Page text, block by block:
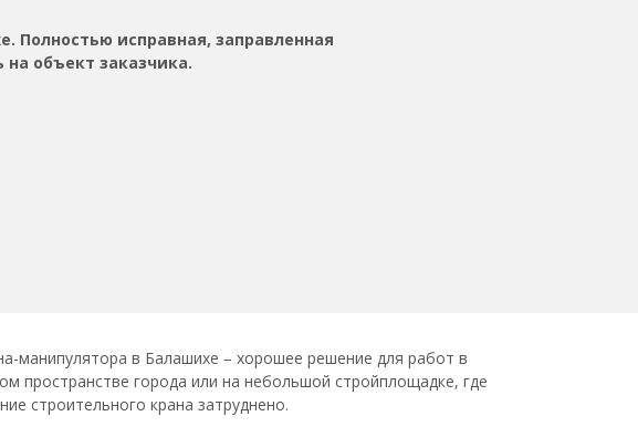
Полностью исправная, заправленная
объект заказчика.
манипулятора в Балашихе – хорошее решение для работ в
пространстве города или на небольшой стройплощадке, где
строительного крана затруднено.